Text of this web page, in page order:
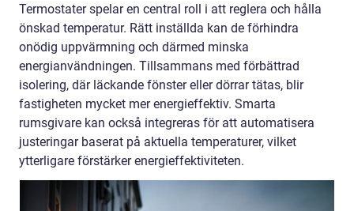
Termostater spelar en central roll i att reglera och hålla
önskad temperatur. Rätt inställda kan de förhindra
onödig uppvärmning och därmed minska
energianvändningen. Tillsammans med förbättrad
isolering, där läckande fönster eller dörrar tätas, blir
fastigheten mycket mer energieffektiv. Smarta
rumsgivare kan också integreras för att automatisera
justeringar baserat på aktuella temperaturer, vilket
ytterligare förstärker energieffektiviteten.